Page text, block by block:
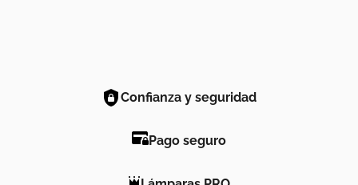
Confianza y seguridad
Pago seguro